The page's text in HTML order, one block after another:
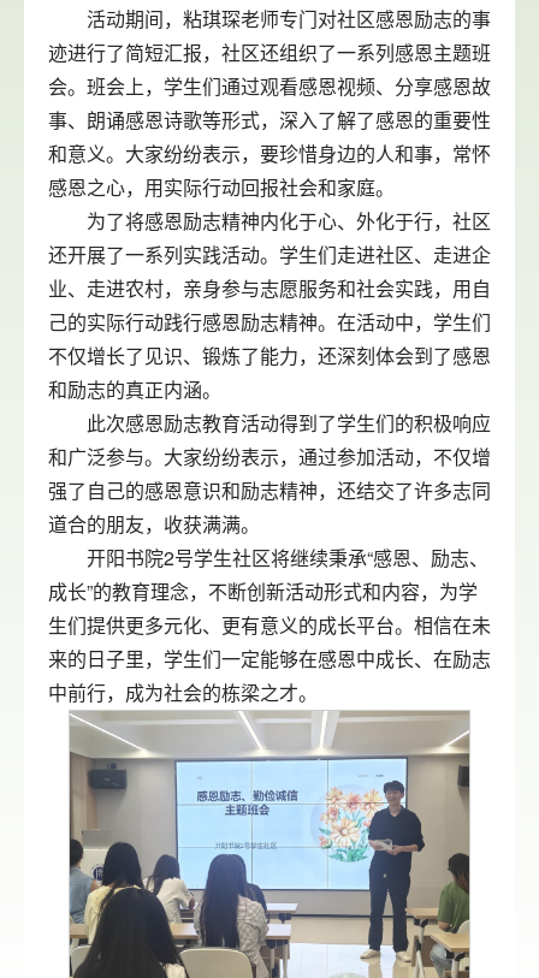
活动期间，粘琪琛老师专门对社区感恩励志的事
迹进行了简短汇报，社区还组织了一系列感恩主题班
会。班会上，学生们通过观看感恩视频、分享感恩故
事、朗诵感恩诗歌等形式，深入了解了感恩的重要性
和意义。大家纷纷表示，要珍惜身边的人和事，常怀
感恩之心，用实际行动回报社会和家庭。
为了将感恩励志精神内化于心、外化于行，社区
还开展了一系列实践活动。学生们走进社区、走进企
业、走进农村，亲身参与志愿服务和社会实践，用自
己的实际行动践行感恩励志精神。在活动中，学生们
不仅增长了见识、锻炼了能力，还深刻体会到了感恩
和励志的真正内涵。
此次感恩励志教育活动得到了学生们的积极响应
和广泛参与。大家纷纷表示，通过参加活动，不仅增
强了自己的感恩意识和励志精神，还结交了许多志同
道合的朋友，收获满满。
开阳书院2号学生社区将继续秉承“感恩、励志、
成长”的教育理念，不断创新活动形式和内容，为学
生们提供更多元化、更有意义的成长平台。相信在未
来的日子里，学生们一定能够在感恩中成长、在励志
中前行，成为社会的栋梁之才。